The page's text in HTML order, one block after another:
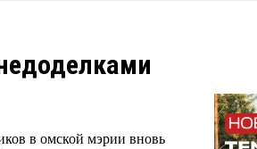
в омской мэрии вновь